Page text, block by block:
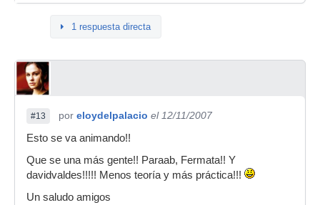
1 respuesta directa
#13 por eloydelpalacio el 12/11/2007
Esto se va animando!!
Que se una más gente!! Paraab, Fermata!! Y
davidvaldes!!!!! Menos teoría y más práctica!!!
Un saludo amigos